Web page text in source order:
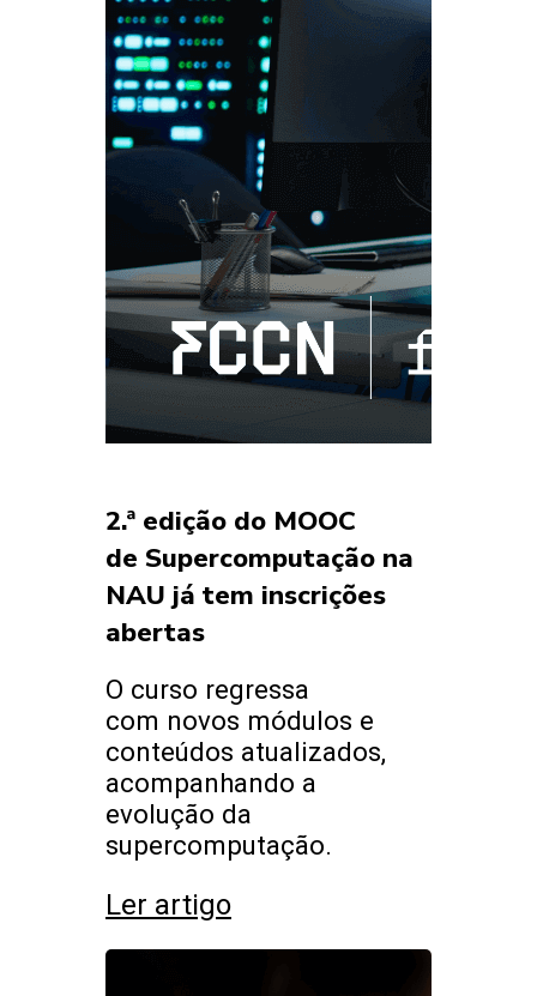
2.ª edição do MOOC
de Supercomputação na
NAU já tem inscrições
abertas
O curso regressa
com novos módulos e
conteúdos atualizados,
acompanhando a
evolução da
supercomputação.
Ler artigo